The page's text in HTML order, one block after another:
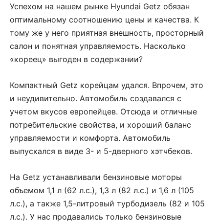
Успехом на нашем рынке Hyundai Getz обязан
оптимальному соотношению цены и качества. К
тому же у него приятная внешность, просторный
салон и понятная управляемость. Насколько
«кореец» выгоден в содержании?
Компактный Getz корейцам удался. Впрочем, это
и неудивительно. Автомобиль создавался с
учетом вкусов европейцев. Отсюда и отличные
потребительские свойства, и хороший баланс
управляемости и комфорта. Автомобиль
выпускался в виде 3- и 5-дверного хэтчбеков.
На Getz устанавливали бензиновые моторы
объемом 1,1 л (62 л.с.), 1,3 л (82 л.с.) и 1,6 л (105
л.с.), а также 1,5-литровый турбодизель (82 и 105
л.с.). У нас продавались только бензиновые